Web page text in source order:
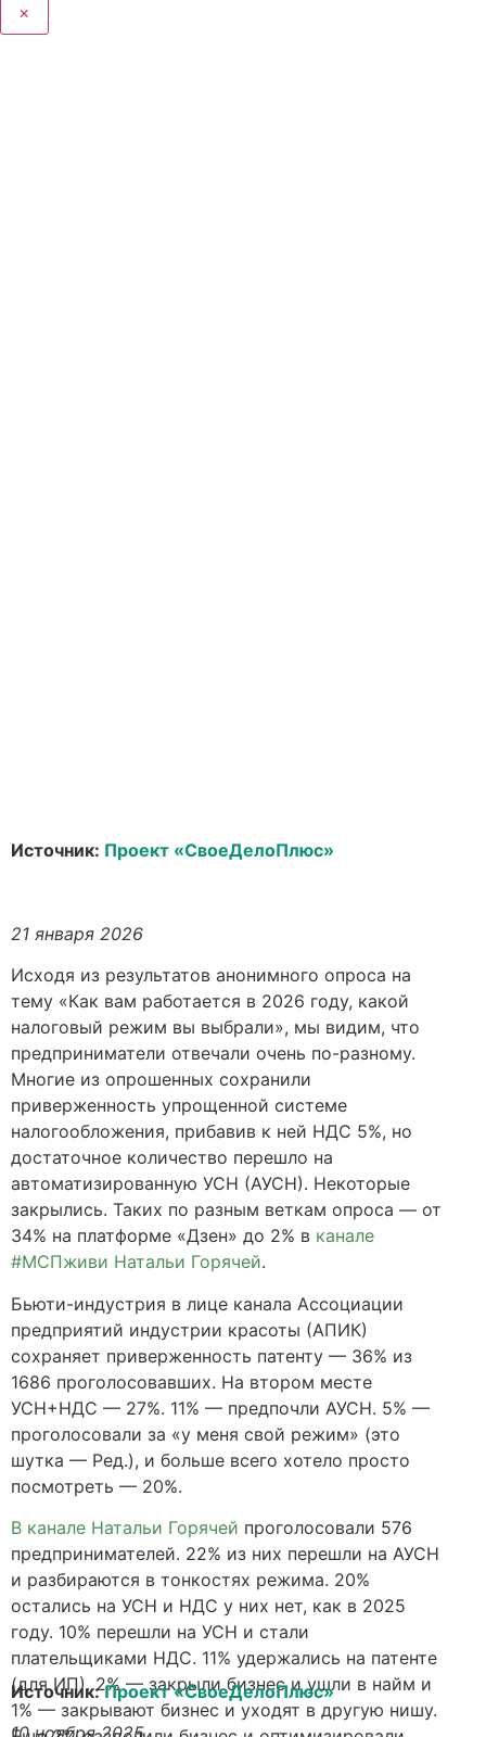
×
Источник: Проект «СвоеДелоПлюс»
21 января 2026
Исходя из результатов анонимного опроса на
тему «Как вам работается в 2026 году, какой
налоговый режим вы выбрали», мы видим, что
предприниматели отвечали очень по-разному.
Многие из опрошенных сохранили
приверженность упрощенной системе
налогообложения, прибавив к ней НДС 5%, но
достаточное количество перешло на
автоматизированную УСН (АУСН). Некоторые
закрылись. Таких по разным веткам опроса — от
34% на платформе «Дзен» до 2% в канале
#МСПживи Натальи Горячей.
Бьюти-индустрия в лице канала Ассоциации
предприятий индустрии красоты (АПИК)
сохраняет приверженность патенту — 36% из
1686 проголосовавших. На втором месте
УСН+НДС — 27%. 11% — предпочли АУСН. 5% —
проголосовали за «у меня свой режим» (это
шутка — Ред.), и больше всего хотело просто
посмотреть — 20%.
В канале Натальи Горячей проголосовали 576
предпринимателей. 22% из них перешли на АУСН
и разбираются в тонкостях режима. 20%
остались на УСН и НДС у них нет, как в 2025
году. 10% перешли на УСН и стали
плательщиками НДС. 11% удержались на патенте
(для ИП). 2% — закрыли бизнес и ушли в найм и
1% — закрывают бизнес и уходят в другую нишу.
Источник:Проект «СвоеДелоПлюс»